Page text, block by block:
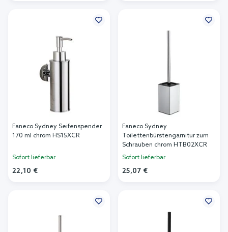
Faneco Sydney Seifenspender
170 ml chrom HS15XCR
Sofort lieferbar
22,10 €
Faneco Sydney
Toilettenbürstengarnitur zum
Schrauben chrom HTB02XCR
Sofort lieferbar
25,07 €